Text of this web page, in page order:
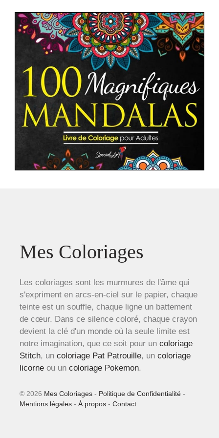
Mes Coloriages
Les coloriages sont les murmures de l'âme qui
s'expriment en arcs-en-ciel sur le papier, chaque
teinte est un souffle, chaque ligne un battement
de cœur. Dans ce silence coloré, chaque crayon
devient la clé d'un monde où la seule limite est
notre imagination, que ce soit pour un coloriage
Stitch, un coloriage Pat Patrouille, un coloriage
licorne ou un coloriage Pokemon.
© 2026 Mes Coloriages - Politique de Confidentialité -
Mentions légales - À propos - Contact